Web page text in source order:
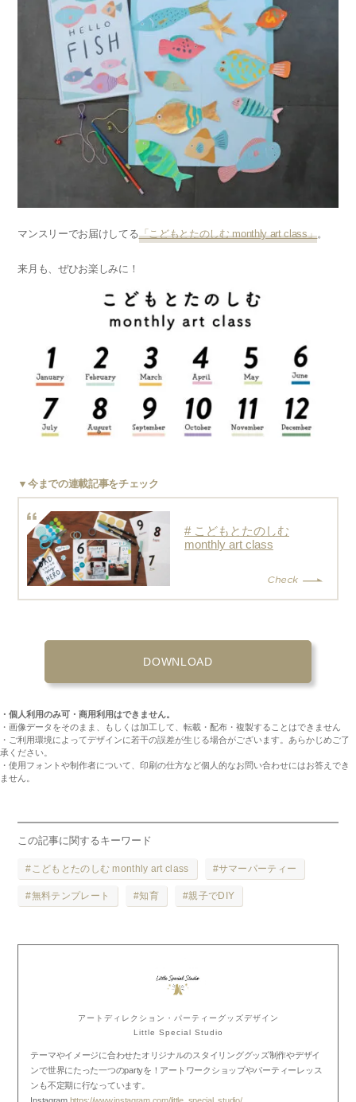
マンスリーでお届けしてる「こどもとたのしむ monthly art class」。
来月も、ぜひお楽しみに！
▼今までの連載記事をチェック
# こどもとたのしむ
monthly art class
DOWNLOAD
・個人利用のみ可・商用利用はできません。
・画像データをそのまま、もしくは加工して、転載・配布・複製することはできません
・ご利用環境によってデザインに若干の誤差が生じる場合がございます。あらかじめご了
承ください。
・使用フォントや制作者について、印刷の仕方など個人的なお問い合わせにはお答えでき
ません。
この記事に関するキーワード
こどもとたのしむ monthly art class サマーパーティー
無料テンプレート 知育 親子でDIY
アートディレクション・パーティーグッズデザイン
Little Special Studio
テーマやイメージに合わせたオリジナルのスタイリンググッズ制作やデザイ
ンで世界にたった一つのpartyを！アートワークショップやパーティーレッス
ンも不定期に行なっています。